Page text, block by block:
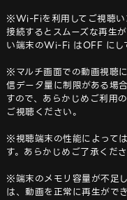
※Wi-Fiを利用してご視聴い
接続するとスムーズな再生
い端末のWi-Fi はOFF にし
※マルチ画面での動画視聴
信データ量に制限がある場
すので、あらかじめご利用
ご視聴ください。
※視聴端末の性能によって
す。あらかじめご了承くださ
※端末のメモリ容量が不足
は、動画を正常に再生がで